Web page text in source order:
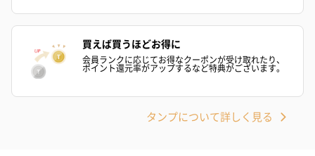
お酒を同梱してお届けいたします。
※20歳未満の方への酒類の販売はいたしません。
買えば買うほどお得に
会員ランクに応じてお得なクーポンが受け取れたり、
ポイント還元率がアップするなど特典がございます。
タンプについて詳しく見る